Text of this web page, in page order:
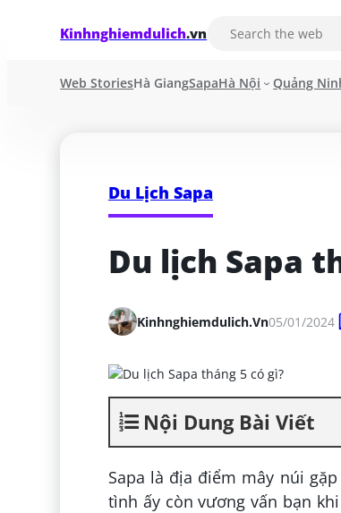
Kinhnghiemdulich.vn
Web StoriesHà GiangSapaHà Nội Quảng
Du Lịch Sapa
Du lịch Sapa
Kinhnghiemdulich.vn05/01/2024
Nội Dung Bài Viết
Sapa là địa điểm mây núi
tình ấy còn vương vấn bạn